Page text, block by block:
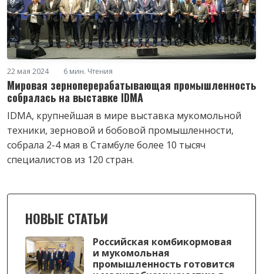
22 мая 2024 6 мин. Чтения
Мировая зерноперерабатывающая промышленность
собралась на выставке IDMA
IDMA, крупнейшая в мире выставка мукомольной
техники, зерновой и бобовой промышленности,
собрала 2-4 мая в Стамбуле более 10 тысяч
специалистов из 120 стран.
НОВЫЕ СТАТЬИ
Российская комбикормовая
и мукомольная
промышленность готовится